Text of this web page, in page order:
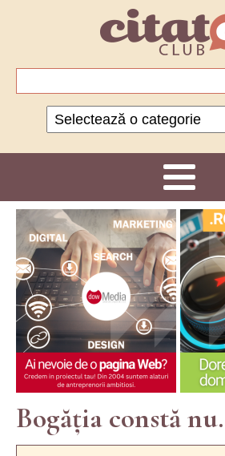
Categorii
Bogăția constă